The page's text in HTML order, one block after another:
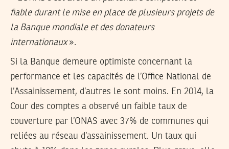
fiable durant le mise en place de plusieurs projets de
la Banque mondiale et des donateurs
internationaux».
Si la Banque demeure optimiste concernant la
performance et les capacités de l’Office National de
l’Assainissement, d’autres le sont moins. En 2014, la
Cour des comptes a observé un faible taux de
couverture par l’ONAS avec 37% de communes qui
reliées au réseau d’assainissement. Un taux qui